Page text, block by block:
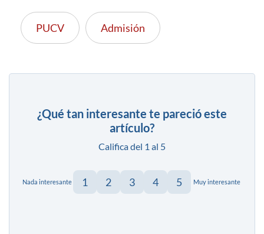
PUCV Admisión
¿Qué tan interesante te pareció este
artículo?
Califica del 1 al 5
Nada interesante 1 2 3 4 5 Muy interesante